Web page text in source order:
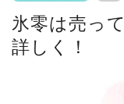
氷零は売っ
詳しく！